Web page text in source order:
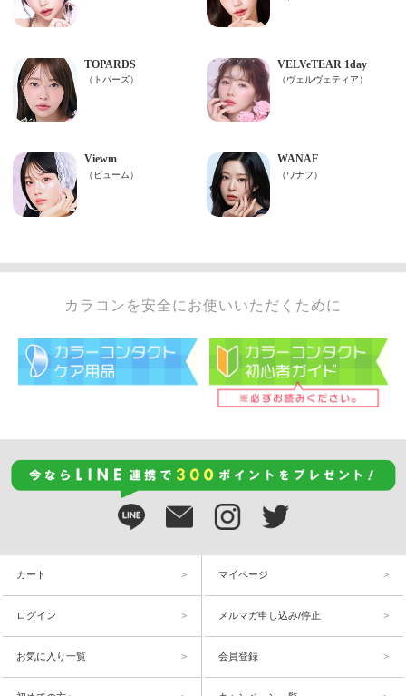
カラコンを安全にお使いいただくために
カート マイページ
ログイン メルマガ申し込み/停止
お気に入り一覧 会員登録